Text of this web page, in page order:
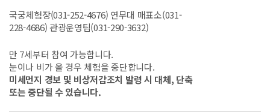
국궁체험장(031-252-4676) 연무대 매표소(031-
228-4686) 관광운영팀(031-290-3632)
만 7세부터 참여 가능합니다.
눈이나 비가 올 경우 체험을 중단합니다.
미세먼지 경보 및 비상저감조치 발령 시 대체, 단축
또는 중단될 수 있습니다.